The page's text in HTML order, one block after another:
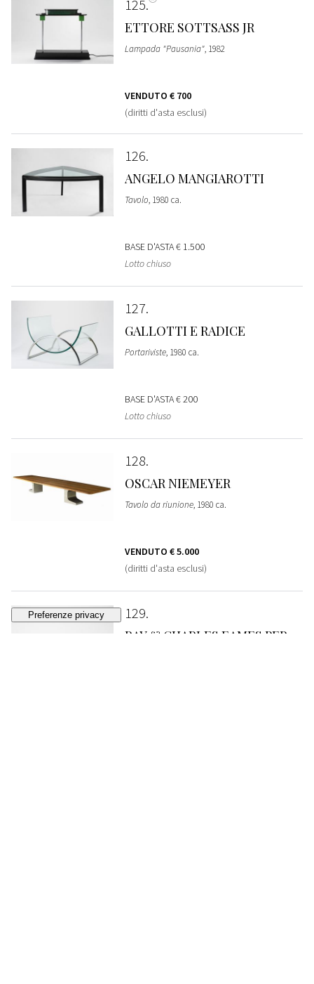
125
ETTORE SOTTSASS JR
Lampada "Pausania", 1982
VENDUTO € 700
(diritti d'asta esclusi)
126
ANGELO MANGIAROTTI
Tavolo, 1980 ca.
BASE D'ASTA€ 1.500
Lotto chiuso
127
GALLOTTI E RADICE
Portariviste, 1980 ca.
BASE D'ASTA€ 200
Lotto chiuso
128
OSCAR NIEMEYER
Tavolo da riunione, 1980 ca.
VENDUTO € 5.000
(diritti d'asta esclusi)
129
RAY & CHARLES EAMES PER